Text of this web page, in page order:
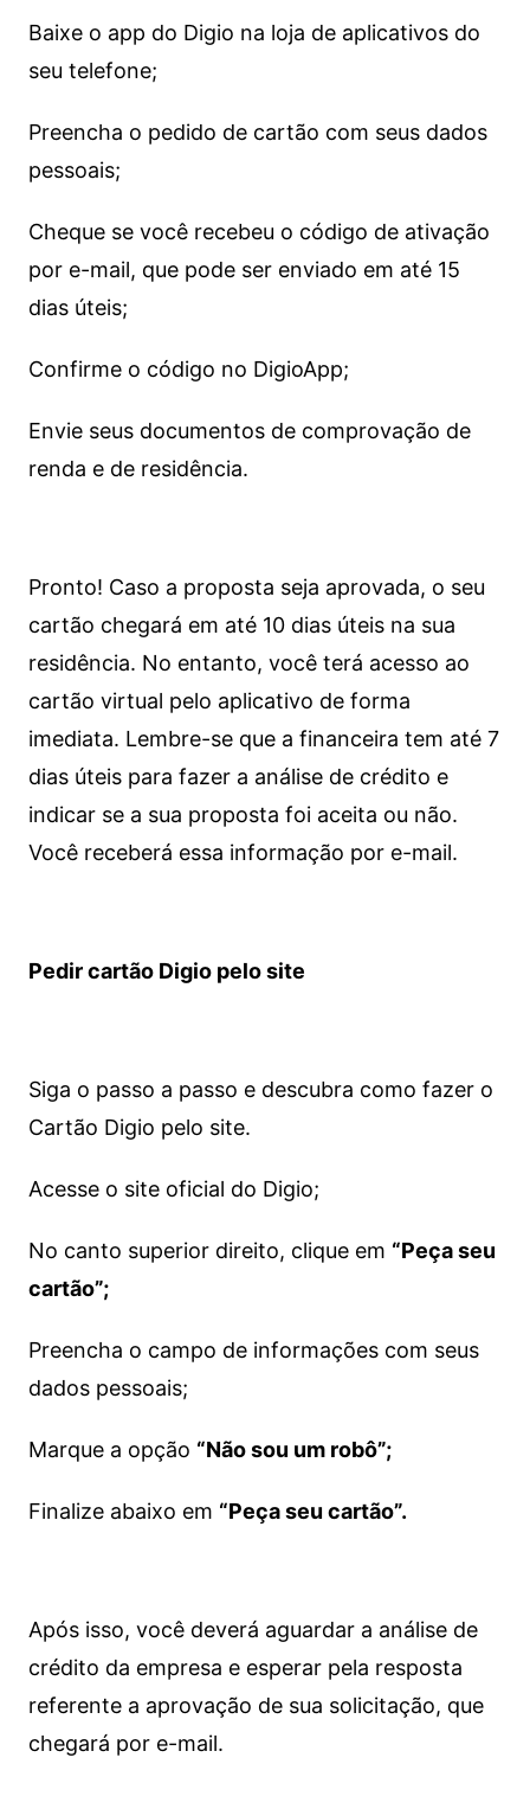
Baixe o app do Digio na loja de aplicativos do
seu telefone;
Preencha o pedido de cartão com seus dados
pessoais;
Cheque se você recebeu o código de ativação
por e-mail, que pode ser enviado em até 15
dias úteis;
Confirme o código no DigioApp;
Envie seus documentos de comprovação de
renda e de residência.
Pronto! Caso a proposta seja aprovada, o seu
cartão chegará em até 10 dias úteis na sua
residência. No entanto, você terá acesso ao
cartão virtual pelo aplicativo de forma
imediata. Lembre-se que a financeira tem até 7
dias úteis para fazer a análise de crédito e
indicar se a sua proposta foi aceita ou não.
Você receberá essa informação por e-mail.
Pedir cartão Digio pelo site
Siga o passo a passo e descubra como fazer o
Cartão Digio pelo site.
Acesse o site oficial do Digio;
No canto superior direito, clique em “Peça seu
cartão”;
Preencha o campo de informações com seus
dados pessoais;
Marque a opção “Não sou um robô”;
Finalize abaixo em “Peça seu cartão”.
Após isso, você deverá aguardar a análise de
crédito da empresa e esperar pela resposta
referente a aprovação de sua solicitação, que
chegará por e-mail.